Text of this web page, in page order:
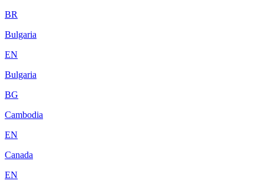
BR
Bulgaria
EN
Bulgaria
BG
Cambodia
EN
Canada
EN